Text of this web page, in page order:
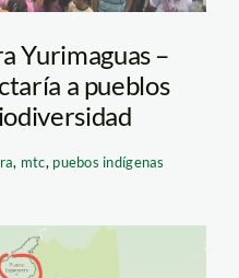
Yurimaguas –
a pueblos
, mtc, puebos indígenas